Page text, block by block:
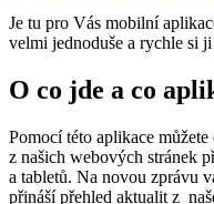
Je tu pro Vás mobilní
velmi jednoduše a rychle si
O co jde a co
Pomocí této aplikace
z našich webových stránek
a tabletů. Na novou zprávu
přináší přehled aktualit z